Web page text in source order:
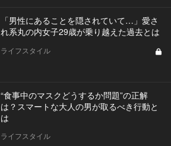
「男性にあることを隠されていて…」愛さ
れ系丸の内女子29歳が乗り越えた過去とは
ライフスタイル
“食事中のマスクどうするか問題”の正解
は？スマートな大人の男が取るべき行動と
は
ライフスタイル